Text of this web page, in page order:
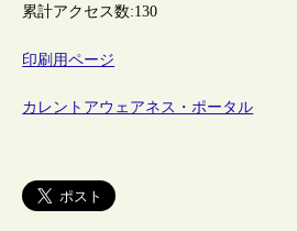
累計アクセス数:130
印刷用ページ
カレントアウェアネス・ポータル